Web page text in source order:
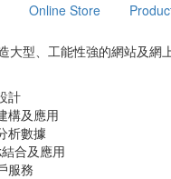
Online Store
大型、工能性強的網站及網
計
構及應用
析數據
合及應用
服務